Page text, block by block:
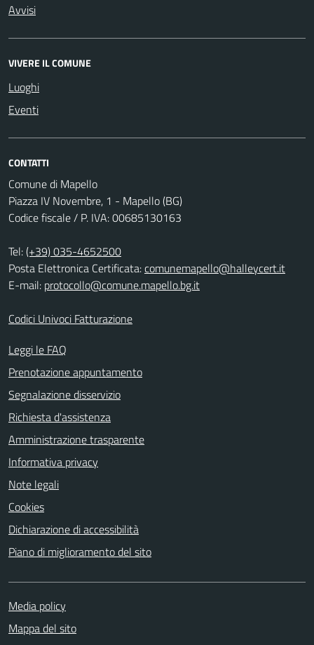
Avvisi
VIVERE IL COMUNE
Luoghi
Eventi
CONTATTI
Comune di Mapello
Piazza IV Novembre, 1 - Mapello (BG)
Codice fiscale / P. IVA: 00685130163
Tel:(+39) 035-4652500
Posta Elettronica Certificata:comunemapello@halleycert.it
E-mail: protocollo@comune.mapello.bg.it
Codici Univoci Fatturazione
Leggi le FAQ
Prenotazione appuntamento
Segnalazione disservizio
Richiesta d'assistenza
Amministrazione trasparente
Informativa privacy
Note legali
Cookies
Dichiarazione di accessibilità
Piano di miglioramento del sito
Media policy
Mappa del sito